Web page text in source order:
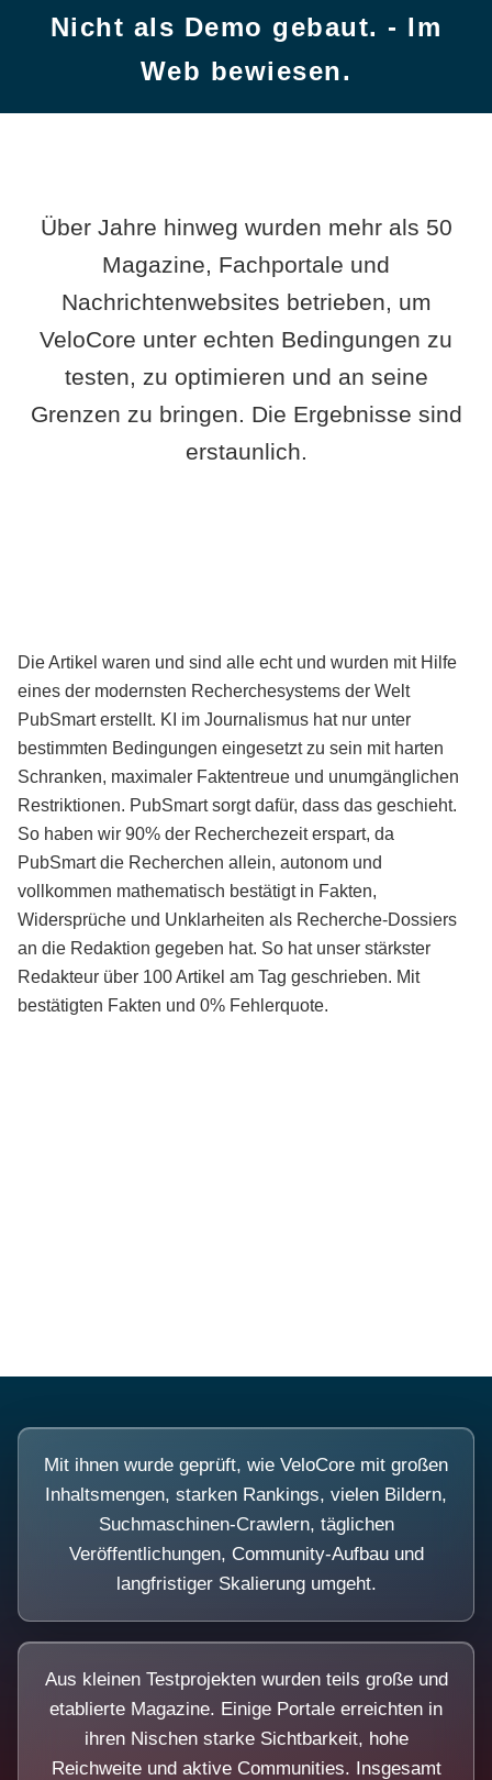
Nicht als Demo gebaut. - Im
Web bewiesen.
Über Jahre hinweg wurden mehr als 50
Magazine, Fachportale und
Nachrichtenwebsites betrieben, um
VeloCore unter echten Bedingungen zu
testen, zu optimieren und an seine
Grenzen zu bringen. Die Ergebnisse sind
erstaunlich.
Die Artikel waren und sind alle echt und wurden mit Hilfe
eines der modernsten Recherchesystems der Welt
PubSmart erstellt. KI im Journalismus hat nur unter
bestimmten Bedingungen eingesetzt zu sein mit harten
Schranken, maximaler Faktentreue und unumgänglichen
Restriktionen. PubSmart sorgt dafür, dass das geschieht.
So haben wir 90% der Recherchezeit erspart, da
PubSmart die Recherchen allein, autonom und
vollkommen mathematisch bestätigt in Fakten,
Widersprüche und Unklarheiten als Recherche-Dossiers
an die Redaktion gegeben hat. So hat unser stärkster
Redakteur über 100 Artikel am Tag geschrieben. Mit
bestätigten Fakten und 0% Fehlerquote.
Mit ihnen wurde geprüft, wie VeloCore mit großen
Inhaltsmengen, starken Rankings, vielen Bildern,
Suchmaschinen-Crawlern, täglichen
Veröffentlichungen, Community-Aufbau und
langfristiger Skalierung umgeht.
Aus kleinen Testprojekten wurden teils große und
etablierte Magazine. Einige Portale erreichten in
ihren Nischen starke Sichtbarkeit, hohe
Reichweite und aktive Communities. Insgesamt